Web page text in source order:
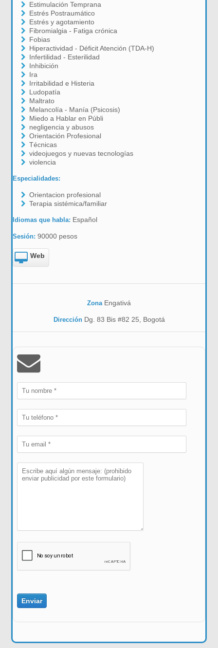
Estimulación Temprana
Estrés Postraumático
Estrés y agotamiento
Fibromialgia - Fatiga crónica
Fobias
Hiperactividad - Déficit Atención (TDA-H)
Infertilidad - Esterilidad
Inhibición
Ira
Irritabilidad e Histeria
Ludopatía
Maltrato
Melancolía - Manía (Psicosis)
Miedo a Hablar en Públi
negligencia y abusos
Orientación Profesional
Técnicas
videojuegos y nuevas tecnologías
violencia
Especialidades:
Orientacion profesional
Terapia sistémica/familiar
Idiomas que habla: Español
Sesión:90000 pesos
Web
Zona Engativá
DirecciónDg. 83 Bis #82 25, Bogotá